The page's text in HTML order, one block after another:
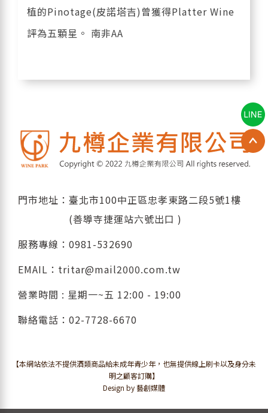
植的Pinotage(皮諾塔吉)曾獲得Platter Wine
評為五顆星。 南非AA
門市地址：臺北市100中正區忠孝東路二段5號1樓
(善導寺捷運站六號出口 )
服務專線： 0981-532690
EMAIL： tritar@mail2000.com.tw
營業時間 : 星期一~五 12:00 - 19:00
聯絡電話： 02-7728-6670
【本網站依法不提供酒類商品給未成年青少年，也無提供線上刷卡以及身分未
明之顧客訂購】
Design by 藝創媒體